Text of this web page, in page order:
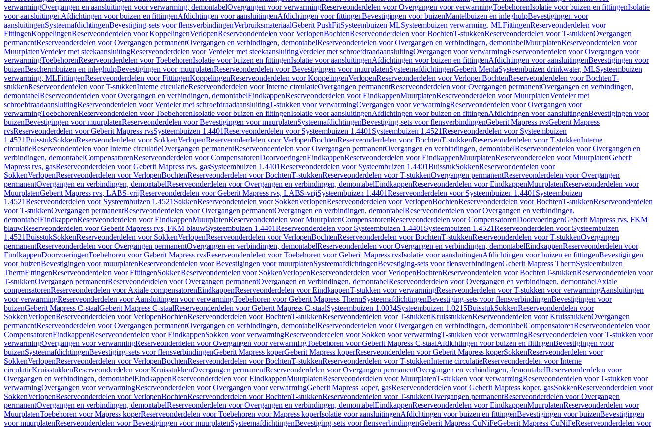
verwarmingOvergangen en aansluitingen voor verwarming, demontabelOvergangen voor verwarmingReserveonderdelen voor Overgangen voor verwarmingToebehorenIsolatie voor buizen en fittingenIsolatie
voor aansluitingenAfdichtingen voor buizen en fittingenAfdichtingen voor aansluitingenAfdichtingen voor fittingenBevestigingen voor buizenMantelbuizen en inleghulpBevestigingen voor
aansluitingenSysteemafdichtingenBevestiging-sets voor flensverbindingenVerbruiksmateriaalGeberit PushFitSysteembuizen MLSysteembuizen verwarming, MLFittingenReserveonderdelen voor
FittingenKoppelingenReserveonderdelen voor KoppelingenVerlopenReserveonderdelen voor VerlopenBochtenReserveonderdelen voor BochtenT-stukkenReserveonderdelen voor T-stukkenOvergangen
permanentReserveonderdelen voor Overgangen permanentOvergangen en verbindingen, demontabelReserveonderdelen voor Overgangen en verbindingen, demontabelMuurplatenReserveonderdelen voor
MuurplatenVerdeler met steekaansluitingReserveonderdelen voor Verdeler met steekaansluitingVerdeler met schroefdraadaansluitingOvergangen voor verwarmingReserveonderdelen voor Overgangen voor
verwarmingToebehorenReserveonderdelen voor ToebehorenIsolatie voor buizen en fittingenIsolatie voor aansluitingenAfdichtingen voor buizen en fittingenAfdichtingen voor aansluitingenBevestigingen voor
buizenBeschermbuizen en inleghulpBevestigingen voor muurplatenReserveonderdelen voor Bevestigingen voor muurplatenSysteemafdichtingenGeberit MeplaSysteembuizen drinkwater, MLSysteembuizen
verwarming, MLFittingenReserveonderdelen voor FittingenKoppelingenReserveonderdelen voor KoppelingenVerlopenReserveonderdelen voor VerlopenBochtenReserveonderdelen voor BochtenT-
stukkenReserveonderdelen voor T-stukkenInterne circulatieReserveonderdelen voor Interne circulatieOvergangen permanentReserveonderdelen voor Overgangen permanentOvergangen en verbindingen,
demontabelReserveonderdelen voor Overgangen en verbindingen, demontabelEindkappenReserveonderdelen voor EindkappenMuurplatenReserveonderdelen voor MuurplatenVerdeler met
schroefdraadaansluitingReserveonderdelen voor Verdeler met schroefdraadaansluitingT-stukken voor verwarmingOvergangen voor verwarmingReserveonderdelen voor Overgangen voor
verwarmingToebehorenReserveonderdelen voor ToebehorenIsolatie voor buizen en fittingenIsolatie voor aansluitingenAfdichtingen voor buizen en fittingenAfdichtingen voor aansluitingenBevestigingen voor
buizenBevestigingen voor muurplatenReserveonderdelen voor Bevestigingen voor muurplatenSysteemafdichtingenBevestiging-sets voor flensverbindingenGeberit Mapress rvsGeberit Mapress
rvsReserveonderdelen voor Geberit Mapress rvsSysteembuizen 1.4401Reserveonderdelen voor Systeembuizen 1.4401 Systeembuizen 1.4521Reserveonderdelen voor Systeembuizen
1.4521BuisstukSokkenReserveonderdelen voor SokkenVerlopenReserveonderdelen voor VerlopenBochtenReserveonderdelen voor BochtenT-stukkenReserveonderdelen voor T-stukkenInterne
circulatieReserveonderdelen voor Interne circulatieOvergangen permanentReserveonderdelen voor Overgangen permanentOvergangen en verbindingen, demontabelReserveonderdelen voor Overgangen en
verbindingen, demontabelCompensatorenReserveonderdelen voor CompensatorenDoorvoeringenEindkappenReserveonderdelen voor EindkappenMuurplatenReserveonderdelen voor MuurplatenGeberit
Mapress rvs, gasReserveonderdelen voor Geberit Mapress rvs, gasSysteembuizen 1.4401Reserveonderdelen voor Systeembuizen 1.4401BuisstukSokkenReserveonderdelen voor
SokkenVerlopenReserveonderdelen voor VerlopenBochtenReserveonderdelen voor BochtenT-stukkenReserveonderdelen voor T-stukkenOvergangen permanentReserveonderdelen voor Overgangen
permanentOvergangen en verbindingen, demontabelReserveonderdelen voor Overgangen en verbindingen, demontabelEindkappenReserveonderdelen voor EindkappenMuurplatenReserveonderdelen voor
MuurplatenGeberit Mapress rvs, LABS-vrijReserveonderdelen voor Geberit Mapress rvs, LABS-vrijSysteembuizen 1.4401Reserveonderdelen voor Systeembuizen 1.4401 Systeembuizen
1.4521Reserveonderdelen voor Systeembuizen 1.4521 SokkenReserveonderdelen voor SokkenVerlopenReserveonderdelen voor VerlopenBochtenReserveonderdelen voor BochtenT-stukkenReserveonderdelen
voor T-stukkenOvergangen permanentReserveonderdelen voor Overgangen permanentOvergangen en verbindingen, demontabelReserveonderdelen voor Overgangen en verbindingen,
demontabelEindkappenReserveonderdelen voor EindkappenMuurplatenReserveonderdelen voor MuurplatenCompensatorenReserveonderdelen voor CompensatorenDoorvoeringenGeberit Mapress rvs, FKM
blauwReserveonderdelen voor Geberit Mapress rvs, FKM blauwSysteembuizen 1.4401Reserveonderdelen voor Systeembuizen 1.4401 Systeembuizen 1.4521Reserveonderdelen voor Systeembuizen
1.4521BuisstukSokkenReserveonderdelen voor SokkenVerlopenReserveonderdelen voor VerlopenBochtenReserveonderdelen voor BochtenT-stukkenReserveonderdelen voor T-stukkenOvergangen
permanentReserveonderdelen voor Overgangen permanentOvergangen en verbindingen, demontabelReserveonderdelen voor Overgangen en verbindingen, demontabelEindkappenReserveonderdelen voor
EindkappenDoorvoeringenToebehoren voor Geberit Mapress rvsReserveonderdelen voor Toebehoren voor Geberit Mapress rvsIsolatie voor aansluitingenAfdichtingen voor buizen en fittingenBevestigingen
voor buizenBevestigingen voor muurplatenReserveonderdelen voor Bevestigingen voor muurplatenSysteemafdichtingenBevestiging-sets voor flensverbindingenGeberit Mapress ThermSysteembuizen
ThermFittingenReserveonderdelen voor FittingenSokkenReserveonderdelen voor SokkenVerlopenReserveonderdelen voor VerlopenBochtenReserveonderdelen voor BochtenT-stukkenReserveonderdelen voor
T-stukkenOvergangen permanentReserveonderdelen voor Overgangen permanentOvergangen en verbindingen, demontabelReserveonderdelen voor Overgangen en verbindingen, demontabelAxiale
compensatorenReserveonderdelen voor Axiale compensatorenEindkappenReserveonderdelen voor EindkappenT-stukken voor verwarmingReserveonderdelen voor T-stukken voor verwarmingAansluitingen
voor verwarmingReserveonderdelen voor Aansluitingen voor verwarmingToebehoren voor Geberit Mapress ThermSysteemafdichtingenBevestiging-sets voor flensverbindingenBevestigingen voor
buizenGeberit Mapress C-staalGeberit Mapress C-staalReserveonderdelen voor Geberit Mapress C-staalSysteembuizen 1.0034Systeembuizen 1.0215BuisstukSokkenReserveonderdelen voor
SokkenVerlopenReserveonderdelen voor VerlopenBochtenReserveonderdelen voor BochtenT-stukkenReserveonderdelen voor T-stukkenKruisstukkenReserveonderdelen voor KruisstukkenOvergangen
permanentReserveonderdelen voor Overgangen permanentOvergangen en verbindingen, demontabelReserveonderdelen voor Overgangen en verbindingen, demontabelCompensatorenReserveonderdelen voor
CompensatorenEindkappenReserveonderdelen voor EindkappenSokken voor verwarmingReserveonderdelen voor Sokken voor verwarmingT-stukken voor verwarmingReserveonderdelen voor T-stukken voor
verwarmingOvergangen voor verwarmingReserveonderdelen voor Overgangen voor verwarmingToebehoren voor Geberit Mapress C-staalAfdichtingen voor buizen en fittingenBevestigingen voor
buizenSysteemafdichtingenBevestiging-sets voor flensverbindingenGeberit Mapress koperGeberit Mapress koperReserveonderdelen voor Geberit Mapress koperSokkenReserveonderdelen voor
SokkenVerlopenReserveonderdelen voor VerlopenBochtenReserveonderdelen voor BochtenT-stukkenReserveonderdelen voor T-stukkenInterne circulatieReserveonderdelen voor Interne
circulatieKruisstukkenReserveonderdelen voor KruisstukkenOvergangen permanentReserveonderdelen voor Overgangen permanentOvergangen en verbindingen, demontabelReserveonderdelen voor
Overgangen en verbindingen, demontabelEindkappenReserveonderdelen voor EindkappenMuurplatenReserveonderdelen voor MuurplatenT-stukken voor verwarmingReserveonderdelen voor T-stukken voor
verwarmingOvergangen voor verwarmingReserveonderdelen voor Overgangen voor verwarmingGeberit Mapress koper, gasReserveonderdelen voor Geberit Mapress koper, gasSokkenReserveonderdelen voor
SokkenVerlopenReserveonderdelen voor VerlopenBochtenReserveonderdelen voor BochtenT-stukkenReserveonderdelen voor T-stukkenOvergangen permanentReserveonderdelen voor Overgangen
permanentOvergangen en verbindingen, demontabelReserveonderdelen voor Overgangen en verbindingen, demontabelEindkappenReserveonderdelen voor EindkappenMuurplatenReserveonderdelen voor
MuurplatenToebehoren voor Mapress koperReserveonderdelen voor Toebehoren voor Mapress koperIsolatie voor aansluitingenAfdichtingen voor buizen en fittingenBevestigingen voor buizenBevestigingen
voor muurplatenReserveonderdelen voor Bevestigingen voor muurplatenSysteemafdichtingenBevestiging-sets voor flensverbindingenGeberit Mapress CuNiFeGeberit Mapress CuNiFeReserveonderdelen voor